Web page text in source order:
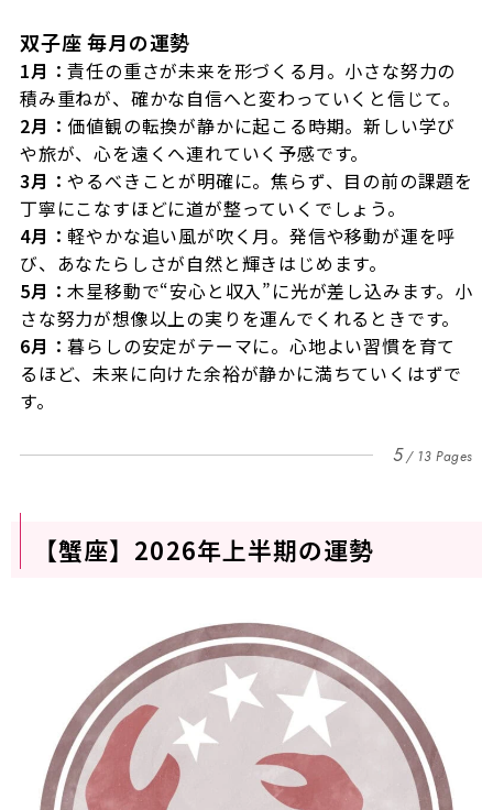
双子座 毎月の運勢
1月：責任の重さが未来を形づくる月。小さな努力の
積み重ねが、確かな自信へと変わっていくと信じて。
2月： 価値観の転換が静かに起こる時期。新しい学び
や旅が、心を遠くへ連れていく予感です。
3月：やるべきことが明確に。焦らず、目の前の課題を
丁寧にこなすほどに道が整っていくでしょう。
4月： 軽やかな追い風が吹く月。発信や移動が運を呼
び、あなたらしさが自然と輝きはじめます。
5月：木星移動で“安心と収入”に光が差し込みます。小
さな努力が想像以上の実りを運んでくれるときです。
6月：暮らしの安定がテーマに。心地よい習慣を育て
るほど、未来に向けた余裕が静かに満ちていくはずで
す。
5 13 Pages
【蟹座】2026年上半期の運勢